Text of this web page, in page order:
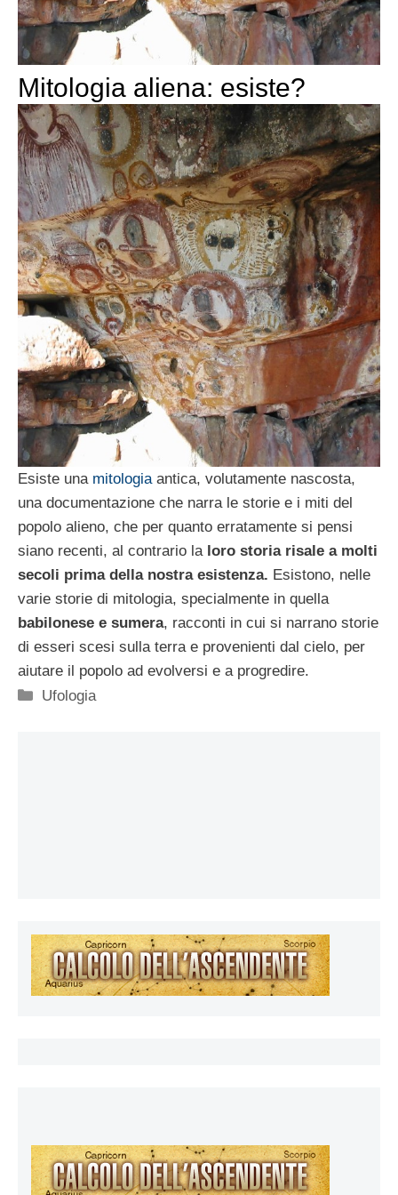
Mitologia aliena: esiste?
Esiste una mitologia antica, volutamente nascosta,
una documentazione che narra le storie e i miti del
popolo alieno, che per quanto erratamente si pensi
siano recenti, al contrario la loro storia risale a molti
secoli prima della nostra esistenza. Esistono, nelle
varie storie di mitologia, specialmente in quella
babilonese e sumera, racconti in cui si narrano storie
di esseri scesi sulla terra e provenienti dal cielo, per
aiutare il popolo ad evolversi e a progredire.
Categorie
Ufologia